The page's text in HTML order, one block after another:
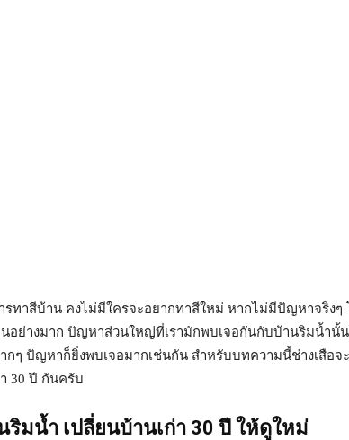
ารทาสีบ้าน คงไม่มีใครจะอยากทาสีใหม่ หากไม่มีปัญหาจริงๆ
อย่างมาก ปัญหาส่วนใหญ่ที่เรามักพบเจอกันกับบ้านริมน้ำ
กๆ ปัญหาก็ยิ่งพบเจอมากเช่นกัน สำหรับบทความนี้ช่างเสือ
30 ปี กันครับ
ริมน้ำ เปลี่ยนบ้านเก่า 30 ปี ให้ดูใหม่